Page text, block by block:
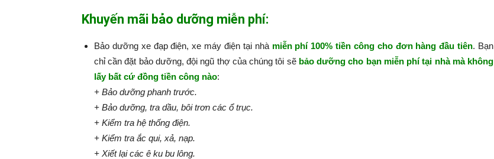
Khuyến mãi bảo dưỡng miễn phí:
Bảo dưỡng xe đạp điện, xe máy điện tại nhà miễn phí 100% tiền công cho đơn hàng đầu tiên. Bạn
chỉ cần đặt bảo dưỡng, đội ngũ thợ của chúng tôi sẽ bảo dưỡng cho bạn miễn phí tại nhà mà không
lấy bất cứ đồng tiền công nào:​​​​​
+ Bảo dưỡng phanh trước.
+ Bảo dưỡng, tra dầu, bôi trơn các ổ trục.
+ Kiểm tra hệ thống điện.
+ Kiểm tra ắc qui, xả, nạp.
+ Xiết lại các ê ku bu lông.